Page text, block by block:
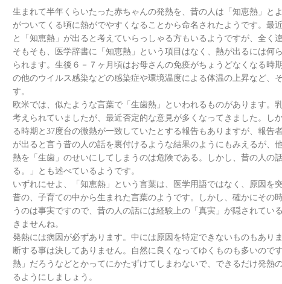
生まれて半年くらいたった赤ちゃんの発熱を、昔の人は「知恵熱」と
がついてくる頃に熱がでやすくなることから命名されたようです。最
と「知恵熱」が出ると考えていらっしゃる方もいるようですが、全く違
そもそも、医学辞書に「知恵熱」という項目はなく、熱が出るには何
られます。生後６－７ヶ月頃はお母さんの免疫がちょうどなくなる時
の他のウイルス感染などの感染症や環境温度による体温の上昇など、
す。
欧米では、似たような言葉で「生歯熱」といわれるものがあります。
考えられていましたが、最近否定的な意見が多くなってきました。し
る時期と37度台の微熱が一致していたとする報告もありますが、報告
が出ると言う昔の人の話を裏付けるような結果のようにもみえるが、
熱を「生歯」のせいにしてしまうのは危険である。しかし、昔の人の
る。」とも述べているようです。
いずれにせよ、「知恵熱」という言葉は、医学用語ではなく、原因を
昔の、子育ての中から生まれた言葉のようです。しかし、確かにその
うのは事実ですので、昔の人の話には経験上の「真実」が隠されてい
きませんね。
発熱には病因が必ずあります。中には原因を特定できないものもあり
断する事は決してありません。自然に良くなってゆくものも多いので
熱」だろうなどとかってにかたずけてしまわないで、できるだけ発熱
るようにしましょう。